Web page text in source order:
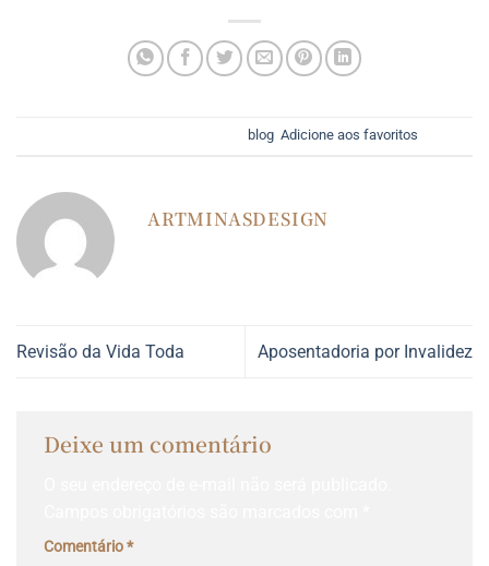
blog Adicione aos favoritos
ARTMINASDESIGN
Revisão da Vida Toda Aposentadoria por Invalidez
Deixe um comentário
Comentário*